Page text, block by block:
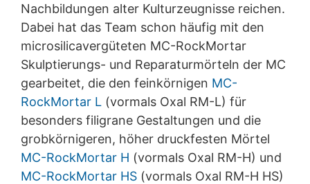
Nachbildungen alter Kulturzeugnisse reichen.
Dabei hat das Team schon häufig mit den
microsilicavergüteten MC-RockMortar
Skulptierungs- und Reparaturmörteln der MC
gearbeitet, die den feinkörnigen MC-
RockMortar L (vormals Oxal RM-L) für
besonders filigrane Gestaltungen und die
grobkörnigeren, höher druckfesten Mörtel
MC-RockMortar H (vormals Oxal RM-H) und
MC-RockMortar HS (vormals Oxal RM-H HS)